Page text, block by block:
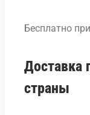
Бесплатно
Доставка
страны